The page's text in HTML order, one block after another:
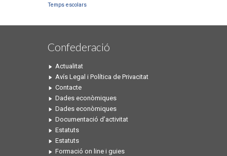
Temps escolars
Confederació
Actualitat
Avís Legal i Política de Privacitat
Contacte
Dades econòmiques
Dades econòmiques
Documentació d’activitat
Estatuts
Estatuts
Formació on line i guies